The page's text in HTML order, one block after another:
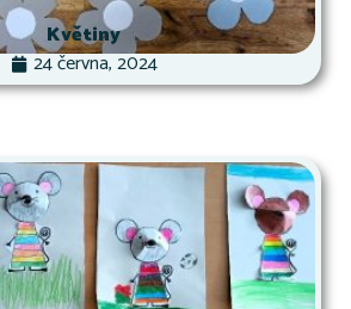
Květiny
24 června, 2024